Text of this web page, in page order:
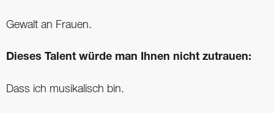
Gewalt an Frauen.
Dieses Talent würde man Ihnen nicht zutrauen:
Dass ich musikalisch bin.